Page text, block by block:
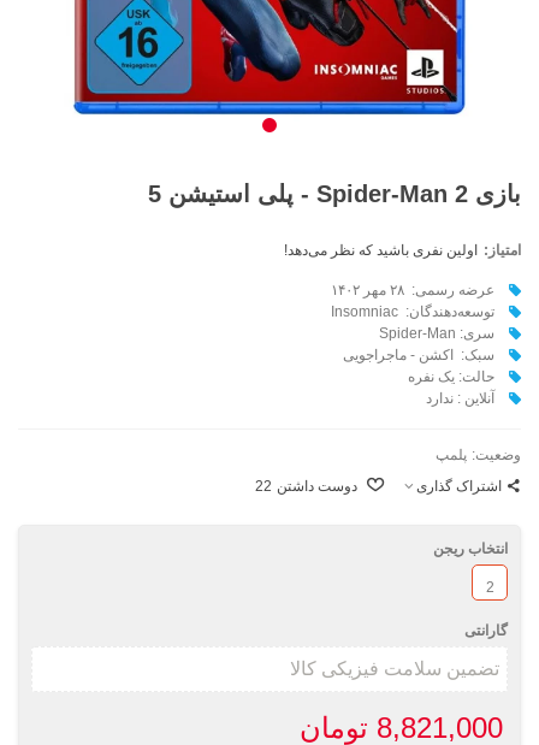
بازی Spider-Man 2 - پلی استیشن 5
امتیاز: اولین نفری باشید که نظر می‌دهد!
عرضه رسمی: ۲۸ مهر ۱۴۰۲
توسعه‌دهندگان: Insomniac
سری: Spider-Man
سبک: اکشن - ماجراجویی
حالت: یک نفره
آنلاین : ندارد
وضعیت: پلمپ
اشتراک گذاری
دوست داشتن 22
انتخاب ریجن
2
گارانتی
8,821,000 تومان